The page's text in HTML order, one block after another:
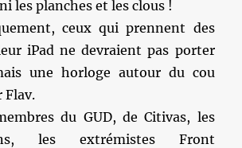
les planches et les clous !
ceux qui prennent des
iPad ne devraient pas porter
une horloge autour du cou
Flav.
du GUD, de Citivas, les
les extrémistes Front